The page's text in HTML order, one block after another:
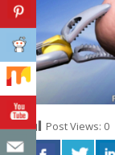
Post Views: 0